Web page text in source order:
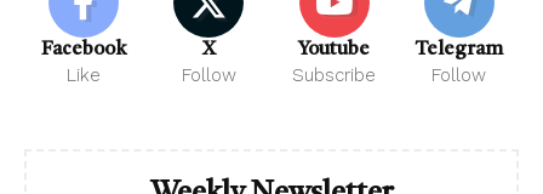
Facebook
Like
X
Follow
Youtube
Subscribe
Telegram
Follow